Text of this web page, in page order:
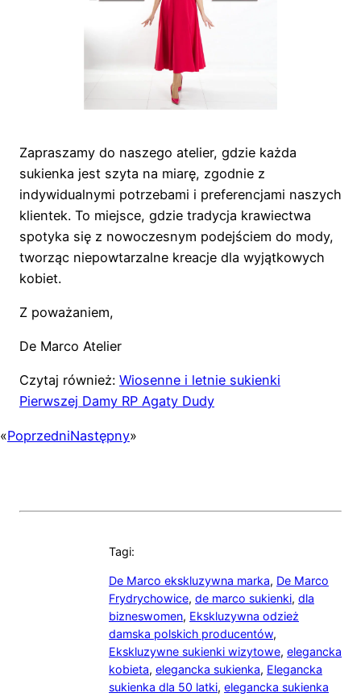
Zapraszamy do naszego atelier, gdzie każda
sukienka jest szyta na miarę, zgodnie z
indywidualnymi potrzebami i preferencjami naszych
klientek. To miejsce, gdzie tradycja krawiectwa
spotyka się z nowoczesnym podejściem do mody,
tworząc niepowtarzalne kreacje dla wyjątkowych
kobiet.
Z poważaniem,
De Marco Atelier
Czytaj również: Wiosenne i letnie sukienki
Pierwszej Damy RP Agaty Dudy
«PoprzedniNastępny»
Tagi:
De Marco ekskluzywna marka, De Marco
Frydrychowice, de marco sukienki, dla
bizneswomen, Ekskluzywna odzież
damska polskich producentów,
Ekskluzywne sukienki wizytowe, elegancka
kobieta, elegancka sukienka, Elegancka
sukienka dla 50 latki, elegancka sukienka